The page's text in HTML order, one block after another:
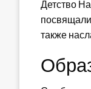
Детство
также